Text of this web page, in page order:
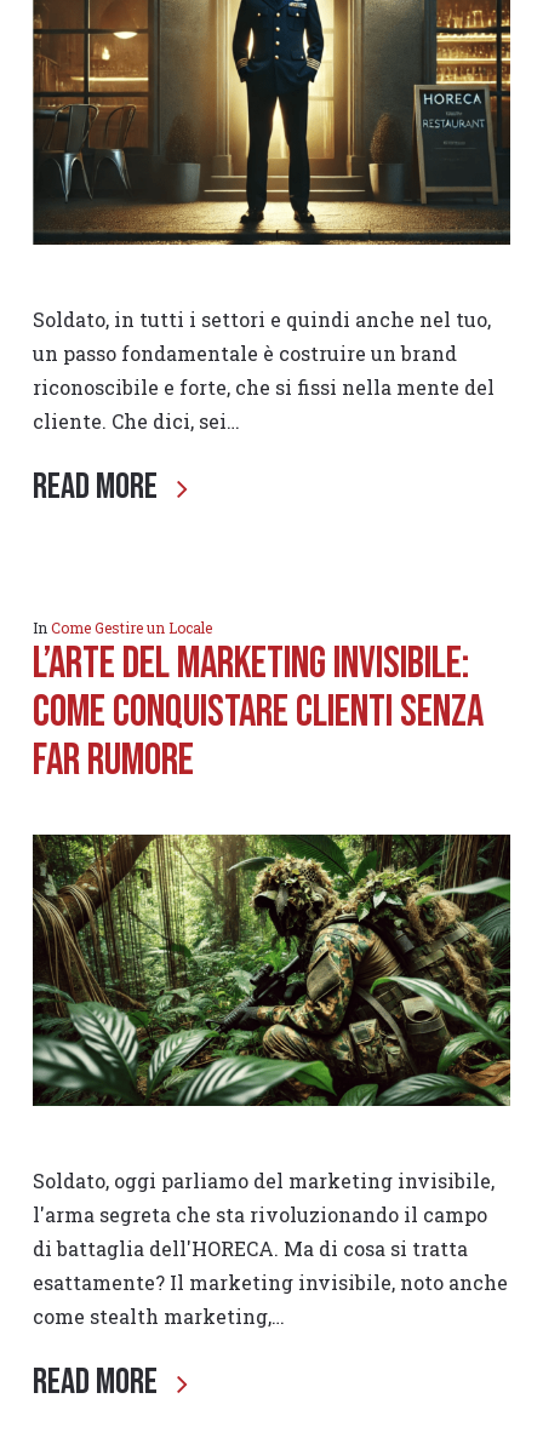
Soldato, in tutti i settori e quindi anche nel tuo,
un passo fondamentale è costruire un brand
riconoscibile e forte, che si fissi nella mente del
cliente. Che dici, sei…
Read More
InCome Gestire un Locale
L’Arte del marketing Invisibile:
Come Conquistare Clienti Senza
Far Rumore
Soldato, oggi parliamo del marketing invisibile,
l'arma segreta che sta rivoluzionando il campo
di battaglia dell'HORECA. Ma di cosa si tratta
esattamente? Il marketing invisibile, noto anche
come stealth marketing,…
Read More